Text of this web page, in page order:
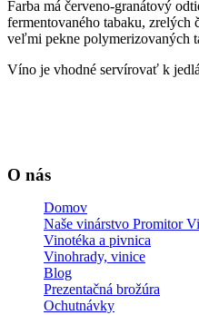
Farba má červeno-granátový
fermentovaného tabaku,
veľmi pekne polymerizovaných
Víno je vhodné servírovať k
O nás
Domov
Naše vinárstvo Promitor
Vinotéka a pivnica
Vinohrady, vinice
Blog
Prezentačná brožúra
Ochutnávky